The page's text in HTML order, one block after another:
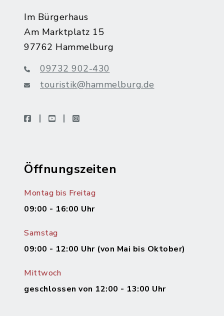
Im Bürgerhaus
Am Marktplatz 15
97762 Hammelburg
09732 902-430
touristik@hammelburg.de
facebookyoutubeinstagram
Öffnungszeiten
Montag bis Freitag
09:00 - 16:00 Uhr
Samstag
09:00 - 12:00 Uhr (von Mai bis Oktober)
Mittwoch
geschlossen von 12:00 - 13:00 Uhr